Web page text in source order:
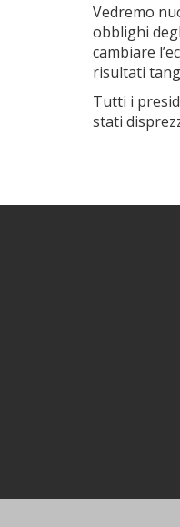
Vedremo
obblighi
cambiare
risultati
Tutti i
stati